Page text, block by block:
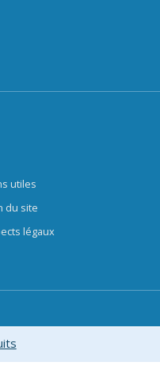
utiles
du site
légaux